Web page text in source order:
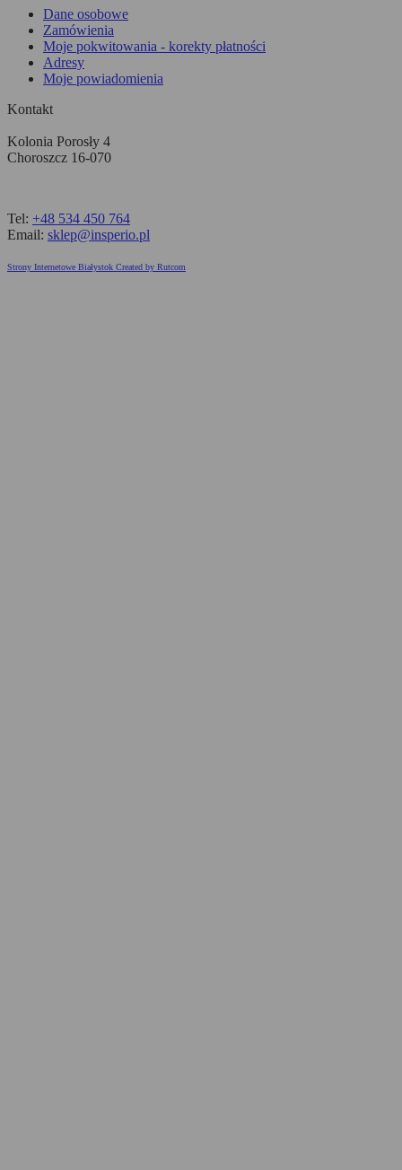
Dane osobowe
Zamówienia
Moje pokwitowania - korekty płatności
Adresy
Moje powiadomienia
Kontakt
Kolonia Porosły 4
Choroszcz 16-070
Tel: +48 534 450 764
Email: sklep@insperio.pl
Strony Internetowe Białystok Created by Rutcom